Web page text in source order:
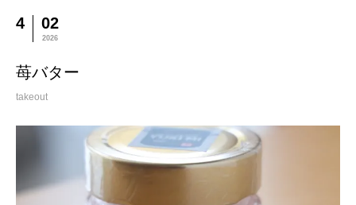
4 02
2026
苺バター
takeout